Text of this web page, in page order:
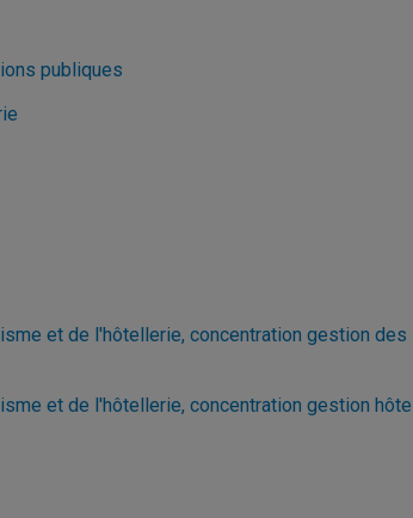
publiques
et de l'hôtellerie, concentration gestion des
et de l'hôtellerie, concentration gestion